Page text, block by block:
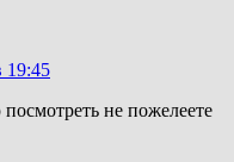
19:45
не пожелеете